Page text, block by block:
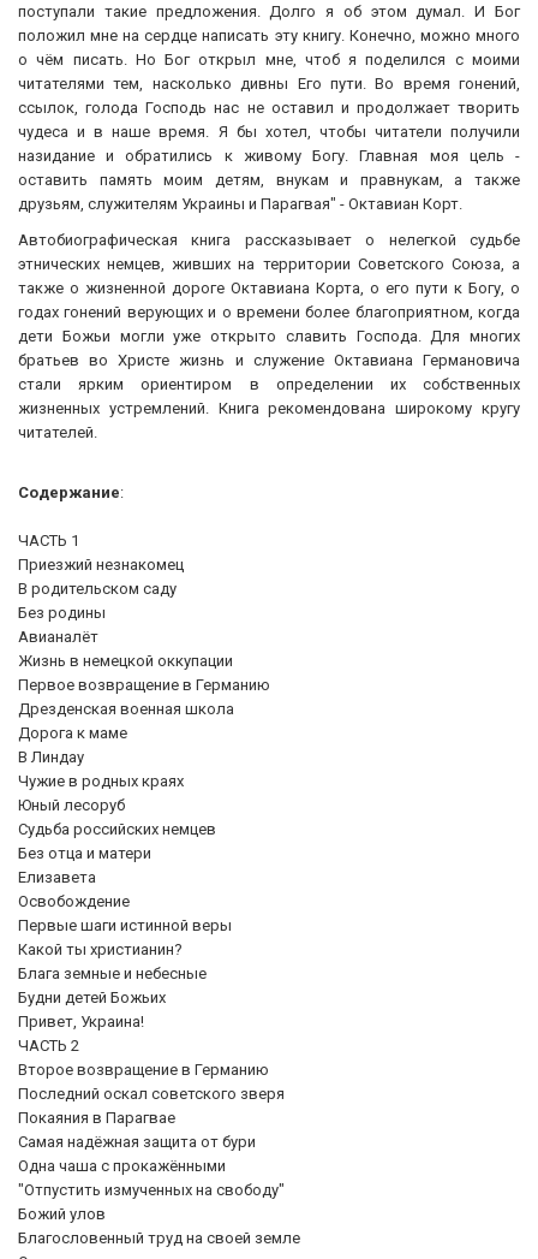
поступали такие предложения. Долго я об этом думал. И Бог
положил мне на сердце написать эту книгу. Конечно, можно много
о чём писать. Но Бог открыл мне, чтоб я поделился с моими
читателями тем, насколько дивны Его пути. Во время гонений,
ссылок, голода Господь нас не оставил и продолжает творить
чудеса и в наше время. Я бы хотел, чтобы читатели получили
назидание и обратились к живому Богу. Главная моя цель -
оставить память моим детям, внукам и правнукам, а также
друзьям, служителям Украины и Парагвая" - Октавиан Корт.
Автобиографическая книга рассказывает о нелегкой судьбе
этнических немцев, живших на территории Советского Союза, а
также о жизненной дороге Октавиана Корта, о его пути к Богу, о
годах гонений верующих и о времени более благоприятном, когда
дети Божьи могли уже открыто славить Господа. Для многих
братьев во Христе жизнь и служение Октавиана Германовича
стали ярким ориентиром в определении их собственных
жизненных устремлений. Книга рекомендована широкому кругу
читателей.
Содержание:
ЧАСТЬ 1
Приезжий незнакомец
В родительском саду
Без родины
Авианалёт
Жизнь в немецкой оккупации
Первое возвращение в Германию
Дрезденская военная школа
Дорога к маме
В Линдау
Чужие в родных краях
Юный лесоруб
Судьба российских немцев
Без отца и матери
Елизавета
Освобождение
Первые шаги истинной веры
Какой ты христианин?
Блага земные и небесные
Будни детей Божьих
Привет, Украина!
ЧАСТЬ 2
Второе возвращение в Германию
Последний оскал советского зверя
Покаяния в Парагвае
Самая надёжная защита от бури
Одна чаша с прокажёнными
"Отпустить измученных на свободу"
Божий улов
Благословенный труд на своей земле